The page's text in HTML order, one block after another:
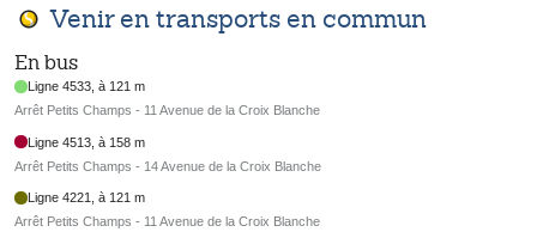
Venir en transports en commun
En bus
Ligne 4533, à 121 m
Arrêt Petits Champs - 11 Avenue de la Croix Blanche
Ligne 4513, à 158 m
Arrêt Petits Champs - 14 Avenue de la Croix Blanche
Ligne 4221, à 121 m
Arrêt Petits Champs - 11 Avenue de la Croix Blanche